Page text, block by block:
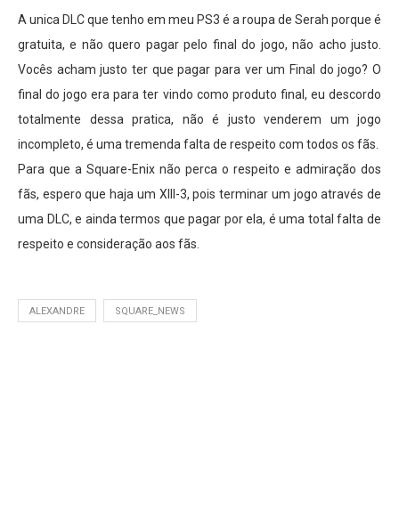
A unica DLC que tenho em meu PS3 é a roupa de Serah porque é
gratuita, e não quero pagar pelo final do jogo, não acho justo.
Vocês acham justo ter que pagar para ver um Final do jogo? O
final do jogo era para ter vindo como produto final, eu descordo
totalmente dessa pratica, não é justo venderem um jogo
incompleto, é uma tremenda falta de respeito com todos os fãs.
Para que a Square-Enix não perca o respeito e admiração dos
fãs, espero que haja um XIII-3, pois terminar um jogo através de
uma DLC, e ainda termos que pagar por ela, é uma total falta de
respeito e consideração aos fãs.
ALEXANDRE SQUARE_NEWS